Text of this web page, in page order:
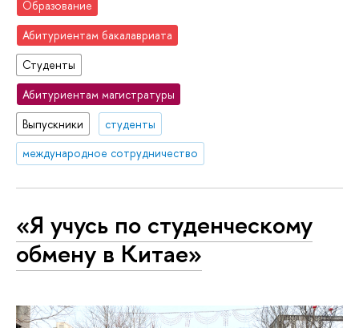
Образование
Абитуриентам бакалавриата
Студенты
Абитуриентам магистратуры
Выпускники
студенты
международное сотрудничество
«Я учусь по студенческому
обмену в Китае»